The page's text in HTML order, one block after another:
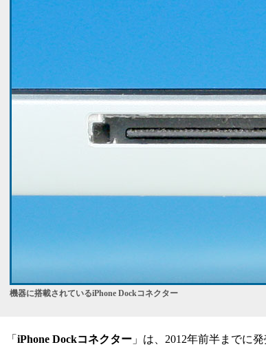
機器に搭載されているiPhone Dockコネクター
「 iPhone Dockコネクター 」は、2012年前半までに